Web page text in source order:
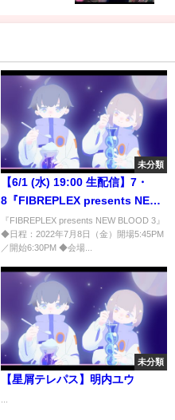
未分類
【6/1 (水) 19:00 生配信】7・
8『FIBREPLEX presents NEW
BLOOD 3』記者会見
【#STARDOM 】
『FIBREPLEX presents NEW BLOOD 3』
◆日程：2022年7月8日（金）開場5:45PM
／開始6:30PM ◆会場...
未分類
【星屑テレパス】明内ユウ